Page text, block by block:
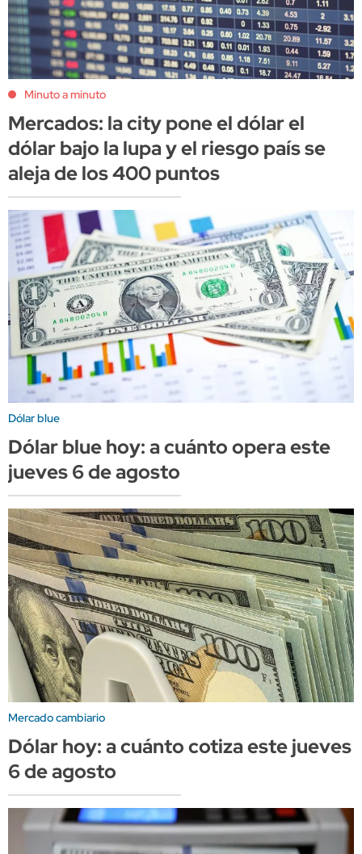
Minuto a minuto
Mercados: la city pone el dólar el
dólar bajo la lupa y el riesgo país se
aleja de los 400 puntos
Dólar blue
Dólar blue hoy: a cuánto opera este
jueves 6 de agosto
Mercado cambiario
Dólar hoy: a cuánto cotiza este jueves
6 de agosto